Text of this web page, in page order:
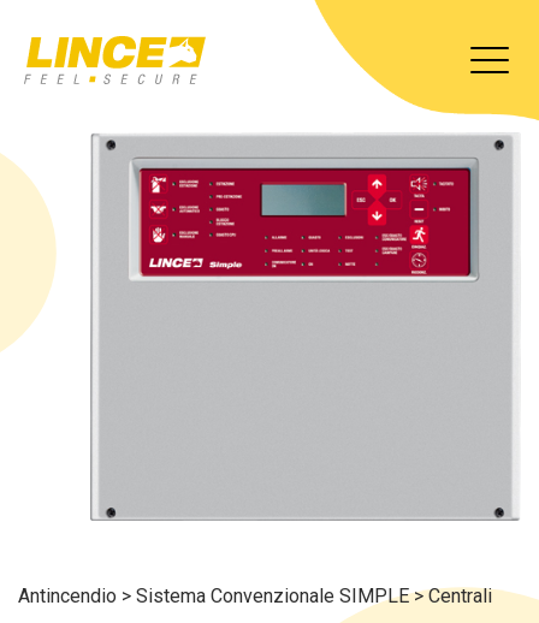
Antincendio > Sistema Convenzionale SIMPLE>Centrali